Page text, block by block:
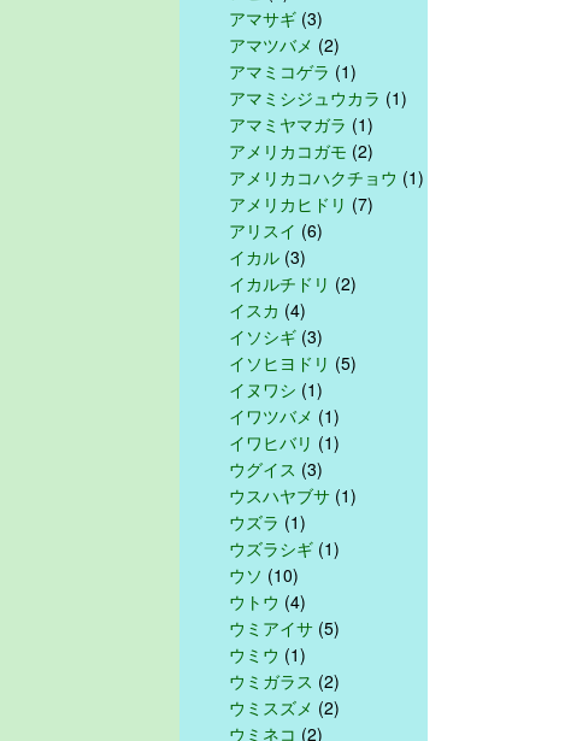
アマサギ (3)
アマツバメ (2)
アマミコゲラ (1)
アマミシジュウカラ (1)
アマミヤマガラ (1)
アメリカコガモ (2)
アメリカコハクチョウ (1)
アメリカヒドリ (7)
アリスイ (6)
イカル (3)
イカルチドリ (2)
イスカ (4)
イソシギ (3)
イソヒヨドリ (5)
イヌワシ (1)
イワツバメ (1)
イワヒバリ (1)
ウグイス (3)
ウスハヤブサ (1)
ウズラ (1)
ウズラシギ (1)
ウソ (10)
ウトウ (4)
ウミアイサ (5)
ウミウ (1)
ウミガラス (2)
ウミスズメ (2)
ウミネコ (2)